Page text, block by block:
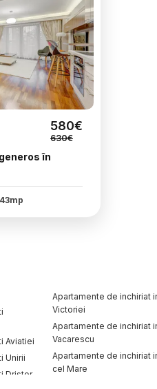
în
580€
630€
43mp
Aviatiei
Unirii
Dristor
Apartamente de inchiriat
Victoriei
Apartamente de inchiriat
Vacarescu
Apartamente de inchiriat
cel Mare